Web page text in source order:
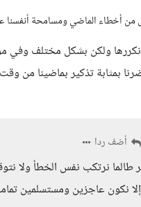
من أخطاء الماضي ومسامحة أنفسنا
نكررها ولكن بشكل مختلف
بمثابة تذكير بماضينا من
أضف ردا
طالما نرتكب نفس الخطأ
نكون عاجزين ومستسلمين